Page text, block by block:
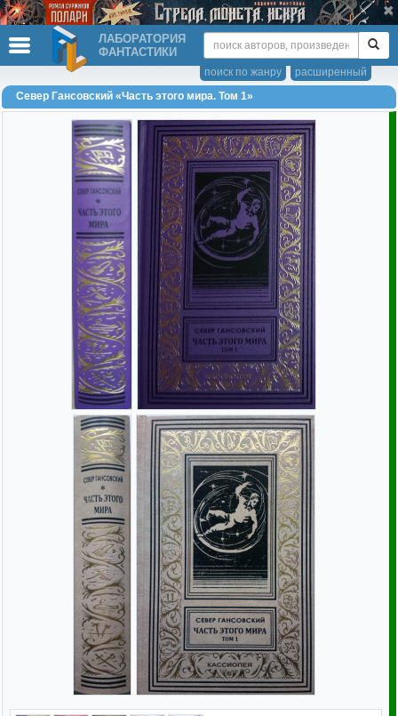
ЛАБОРАТОРИЯ
ФАНТАСТИКИ
расширенный
поиск по жанру
Север Гансовский «Часть этого мира. Том 1»